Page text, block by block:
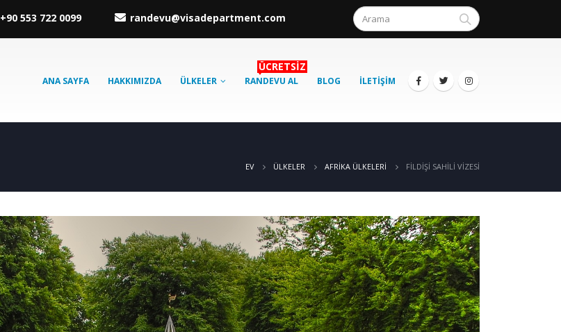
+90 553 722 0099 randevu@visadepartment.com
ANA SAYFA HAKKIMIZDA ÜLKELER RANDEVU AL
ÜCRETSIZ
BLOG İLETIŞIM
EV ÜLKELER AFRIKA ÜLKELERI FİLDİŞİ SAHİLİ VİZESİ